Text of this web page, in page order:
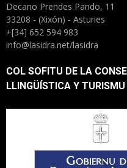
Decano Prendes Pando, 11
33208 - (Xixón) - Asturies
+[34] 652 594 983
info@lasidra.net/lasidra
COL SOFITU DE LA
LLINGÜÍSTICA Y TURISMU